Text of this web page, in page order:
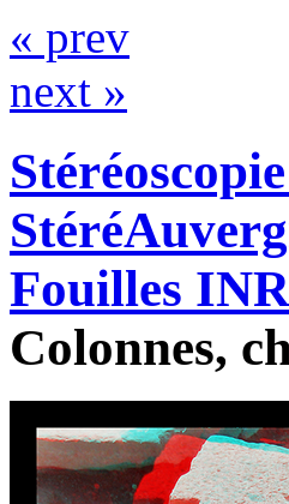
« prev
next »
Fouilles
Colonnes,